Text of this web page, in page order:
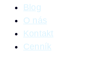
Blog
O nás
Kontakt
Cenník